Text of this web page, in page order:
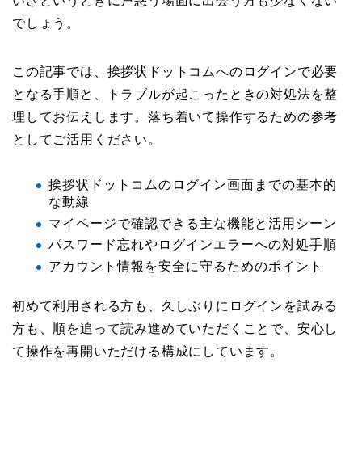
でしょう。
この記事では、挨拶状ドットコムへのログインで必要
となる手順と、トラブルが起こったときの対処法を整
理してお伝えします。落ち着いて操作するための参考
としてご活用ください。
挨拶状ドットコムのログイン画面までの基本的
な動線
マイページで確認できる主な機能と活用シーン
パスワード忘れやログインエラーへの対処手順
アカウント情報を安全に守るためのポイント
初めて利用される方も、久しぶりにログインを試みる
方も、順を追って読み進めていただくことで、安心し
て操作を再開いただける構成にしています。